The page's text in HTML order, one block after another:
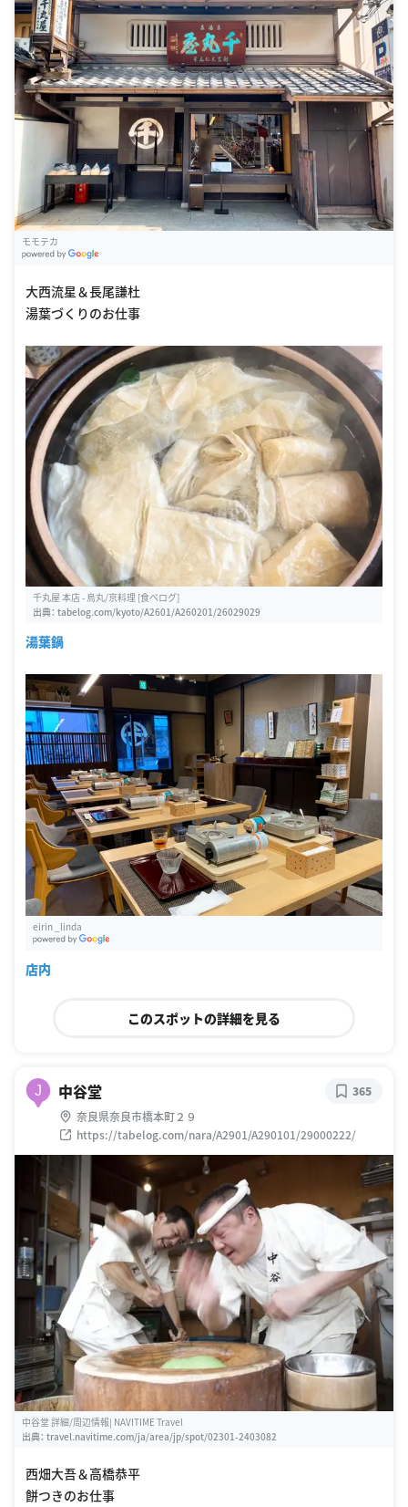
モモテカ
大西流星＆長尾謙杜
湯葉づくりのお仕事
千丸屋 本店 - 烏丸/京料理 [食べログ]
出典： tabelog.com/kyoto/A2601/A260201/26029029
湯葉鍋
eirin _linda
店内
このスポットの詳細を見る
J 中谷堂
奈良県奈良市橋本町２９
https://tabelog.com/nara/A2901/A290101/29000222/
365
中谷堂 詳細/周辺情報| NAVITIME Travel
出典： travel.navitime.com/ja/area/jp/spot/02301-2403082
西畑大吾＆高橋恭平
餅つきのお仕事